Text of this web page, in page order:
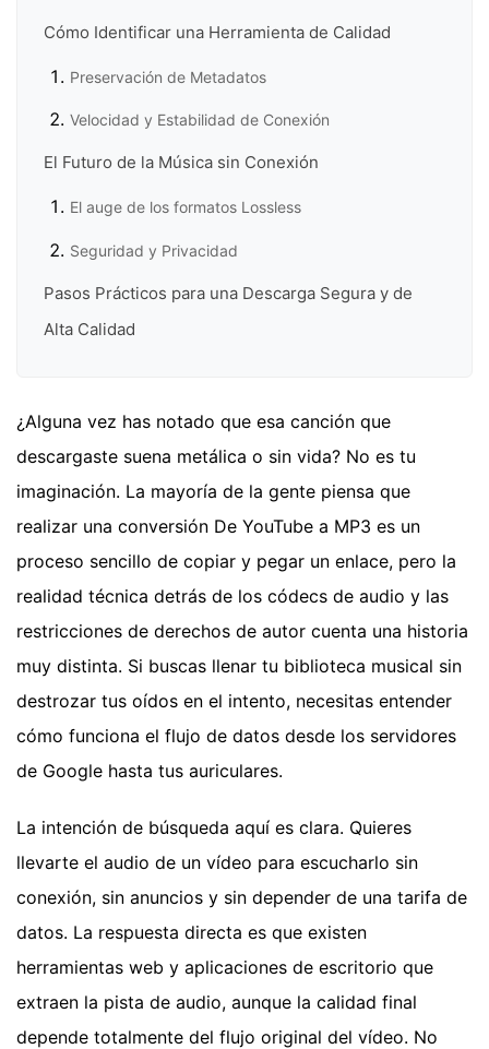
Cómo Identificar una Herramienta de Calidad
Preservación de Metadatos
Velocidad y Estabilidad de Conexión
El Futuro de la Música sin Conexión
El auge de los formatos Lossless
Seguridad y Privacidad
Pasos Prácticos para una Descarga Segura y de
Alta Calidad
¿Alguna vez has notado que esa canción que
descargaste suena metálica o sin vida? No es tu
imaginación. La mayoría de la gente piensa que
realizar una conversión De YouTube a MP3 es un
proceso sencillo de copiar y pegar un enlace, pero la
realidad técnica detrás de los códecs de audio y las
restricciones de derechos de autor cuenta una historia
muy distinta. Si buscas llenar tu biblioteca musical sin
destrozar tus oídos en el intento, necesitas entender
cómo funciona el flujo de datos desde los servidores
de Google hasta tus auriculares.
La intención de búsqueda aquí es clara. Quieres
llevarte el audio de un vídeo para escucharlo sin
conexión, sin anuncios y sin depender de una tarifa de
datos. La respuesta directa es que existen
herramientas web y aplicaciones de escritorio que
extraen la pista de audio, aunque la calidad final
depende totalmente del flujo original del vídeo. No